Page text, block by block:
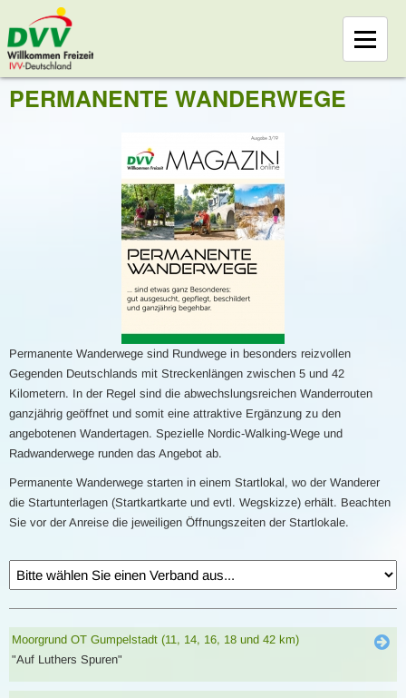
PERMANENTE WANDERWEGE
Permanente Wanderwege sind Rundwege in besonders reizvollen
Gegenden Deutschlands mit Streckenlängen zwischen 5 und 42
Kilometern. In der Regel sind die abwechslungsreichen Wanderrouten
ganzjährig geöffnet und somit eine attraktive Ergänzung zu den
angebotenen Wandertagen. Spezielle Nordic-Walking-Wege und
Radwanderwege runden das Angebot ab.
Permanente Wanderwege starten in einem Startlokal, wo der Wanderer
die Startunterlagen (Startkartkarte und evtl. Wegskizze) erhält. Beachten
Sie vor der Anreise die jeweiligen Öffnungszeiten der Startlokale.
Moorgrund OT Gumpelstadt (11, 14, 16, 18 und 42 km)
"Auf Luthers Spuren"